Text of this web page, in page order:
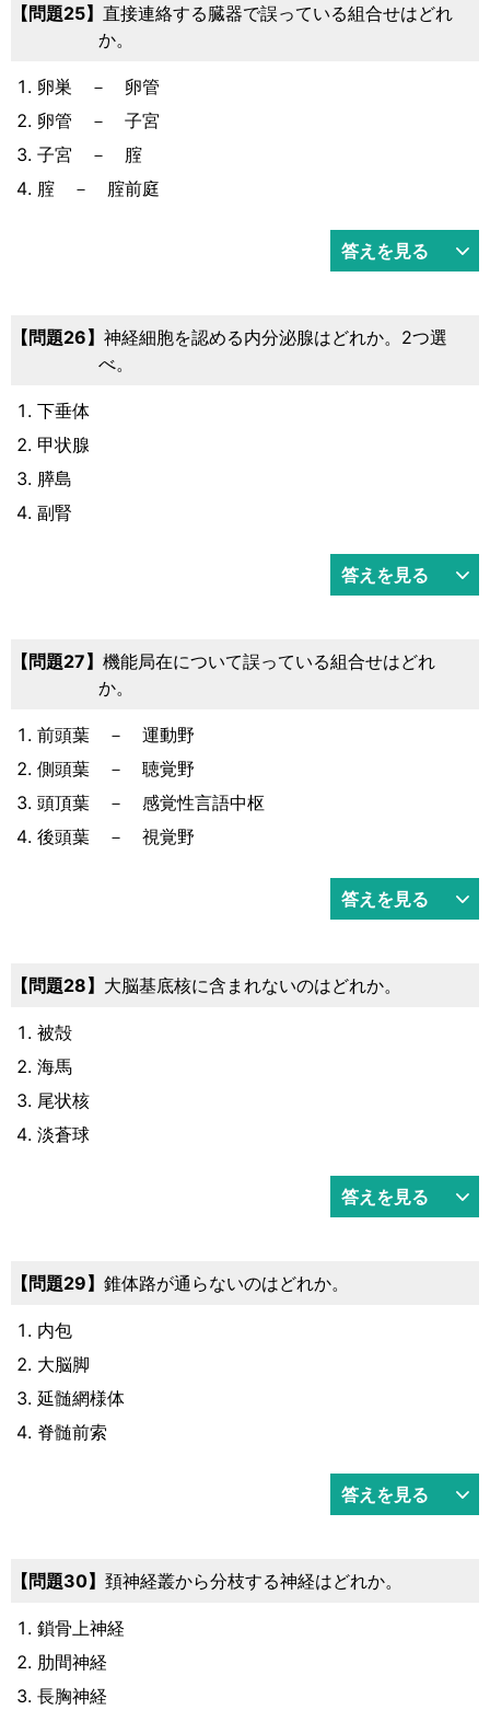
25
直接連絡する臓器で誤っている組合せはどれ
か。
卵巣 － 卵管
卵管 － 子宮
子宮 － 腟
腟 － 腟前庭
答えを見る
26
神経細胞を認める内分泌腺はどれか。2つ選
べ。
下垂体
甲状腺
膵島
副腎
答えを見る
27
機能局在について誤っている組合せはどれ
か。
前頭葉 － 運動野
側頭葉 － 聴覚野
頭頂葉 － 感覚性言語中枢
後頭葉 － 視覚野
答えを見る
28 大脳基底核に含まれないのはどれか。
被殻
海馬
尾状核
淡蒼球
答えを見る
29 錐体路が通らないのはどれか。
内包
大脳脚
延髄網様体
脊髄前索
答えを見る
30 頚神経叢から分枝する神経はどれか。
鎖骨上神経
肋間神経
長胸神経